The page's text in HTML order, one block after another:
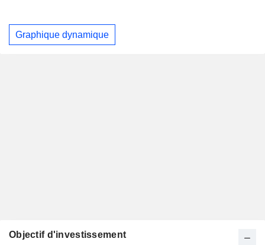
Graphique dynamique
Objectif d'investissement